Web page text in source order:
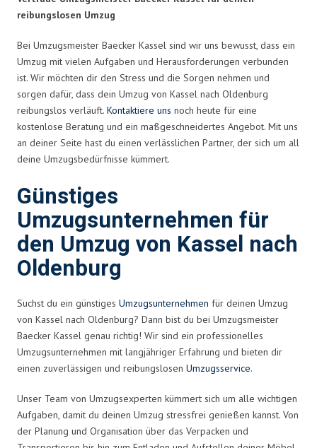
reibungslosen Umzug
Bei Umzugsmeister Baecker Kassel sind wir uns bewusst, dass ein
Umzug mit vielen Aufgaben und Herausforderungen verbunden
ist. Wir möchten dir den Stress und die Sorgen nehmen und
sorgen dafür, dass dein Umzug von Kassel nach Oldenburg
reibungslos verläuft. Kontaktiere uns noch heute für eine
kostenlose Beratung und ein maßgeschneidertes Angebot. Mit uns
an deiner Seite hast du einen verlässlichen Partner, der sich um all
deine Umzugsbedürfnisse kümmert.
Günstiges
Umzugsunternehmen für
den Umzug von Kassel nach
Oldenburg
Suchst du ein günstiges Umzugsunternehmen für deinen Umzug
von Kassel nach Oldenburg? Dann bist du bei Umzugsmeister
Baecker Kassel genau richtig! Wir sind ein professionelles
Umzugsunternehmen mit langjähriger Erfahrung und bieten dir
einen zuverlässigen und reibungslosen Umzugsservice.
Unser Team von Umzugsexperten kümmert sich um alle wichtigen
Aufgaben, damit du deinen Umzug stressfrei genießen kannst. Von
der Planung und Organisation über das Verpacken und